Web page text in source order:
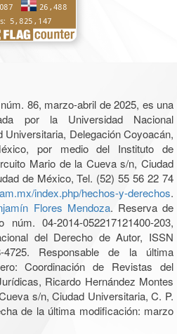
86, marzo-abril de 2025, es una
por la Universidad Nacional
Delegación Coyoacán,
por medio del Instituto de
Mario de la Cueva s/n, Ciudad
de México, Tel. (52) 55 56 22 74
index.php/hechos-y-derechos.
Flores Mendoza. Reserva de
04-2014-052217121400-203,
del Derecho de Autor, ISSN
4725. Responsable de la última
Coordinación de Revistas del
Ricardo Hernández Montes
s/n, Ciudad Universitaria, C. P.
de la última modificación: marzo